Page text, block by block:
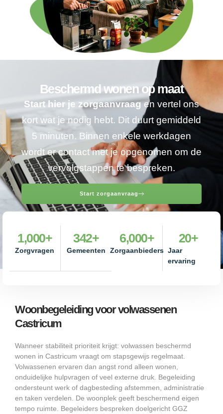
Beschermd wonen op maat
Start hier je zorgaanvraagen vertel ons
kort wat je nodig hebt. Dit duurt gemiddeld
5 minuten. Binnen enkele werkdagen
wordt er contact met je opgenomen om de
vervolgstappen te bespreken.
Start zorgaanvraag
Zorgvragen
1,000+
Gemeenten
342+
Zorgaanbieders
6,000+
Jaar
ervaring
20+
Woonbegeleiding voor volwassenen
Castricum
Wanneer stabiliteit prioriteit krijgt: volwassen beschermd
wonen in Castricum vraagt om stapsgewijs regelmaat.
Volwassenen ervaren dan angst rond alleen wonen,
onduidelijke hulpvragen of veel externe druk. Begeleiding
ondersteunt werk of dagbesteding afstemmen, administratie
en taken verdelen. De woonplek geeft beschermend eigen
tempo ruimte. Begeleiders bespreken doelgericht GGZ